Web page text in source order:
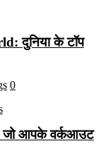
दुनिया के टॉप
0
जो आपके वर्कआउट